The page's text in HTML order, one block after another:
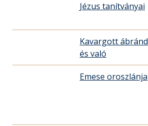
Jézus tanítványai
Kavargott ábránd
és való
Emese oroszlánja